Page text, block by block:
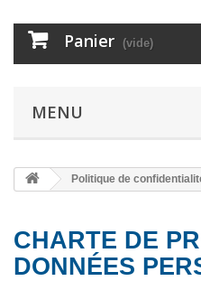
Panier (vide)
MENU
Politique de
CHARTE DE
DONNÉES